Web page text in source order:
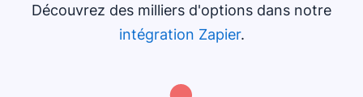
Découvrez des milliers d'options dans notre
intégration Zapier.